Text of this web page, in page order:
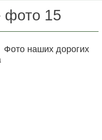
фото 15
Фото наших дорогих